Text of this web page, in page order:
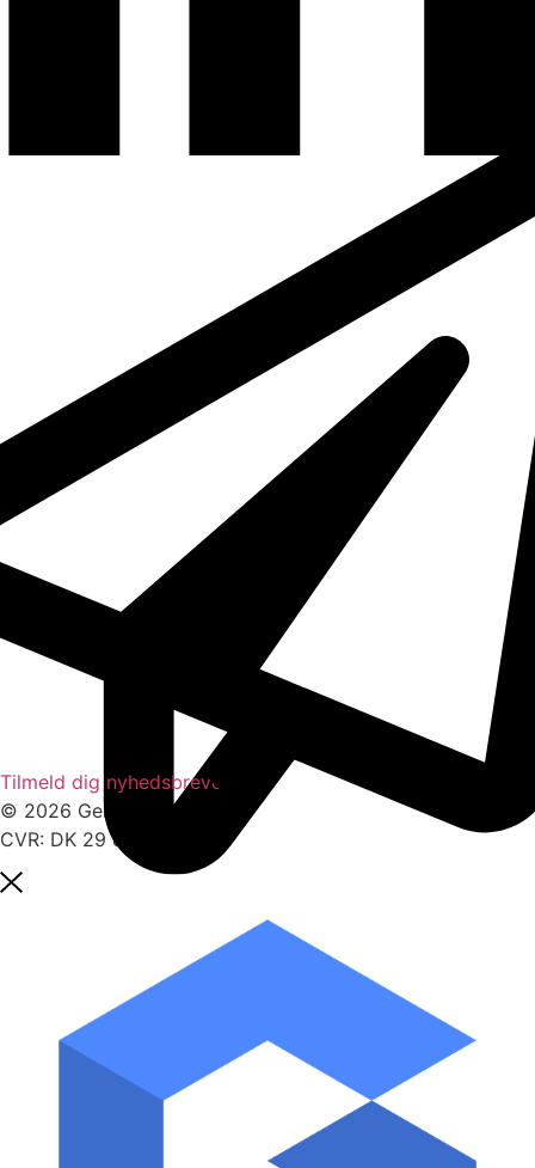
Tilmeld dig nyhedsbrevet
© 2026 Gensam
CVR: DK 29 86 12 18